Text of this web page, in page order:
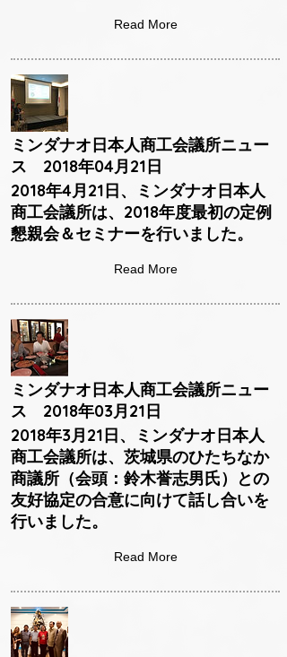
Read More
ミンダナオ日本人商工会議所ニュー
ス 2018年04月21日
2018年4月21日、ミンダナオ日本人
商工会議所は、2018年度最初の定例
懇親会＆セミナーを行いました。
Read More
ミンダナオ日本人商工会議所ニュー
ス 2018年03月21日
2018年3月21日、ミンダナオ日本人
商工会議所は、茨城県のひたちなか
商議所（会頭：鈴木誉志男氏）との
友好協定の合意に向けて話し合いを
行いました。
Read More